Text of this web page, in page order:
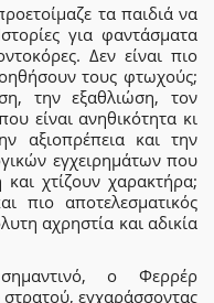
τα παιδιά να
για φαντάσματα
Δεν είναι πιο
τους φτωχούς;
την εξαθλιώση, τον
είναι ανηθικότητα κι
αξιοπρέπεια και την
εγχειρημάτων που
χτίζουν χαρακτήρα;
πιο αποτελεσματικός
αχρηστία και αδικία
ο Φερρέρ
στρατού, εγχαράσσοντας